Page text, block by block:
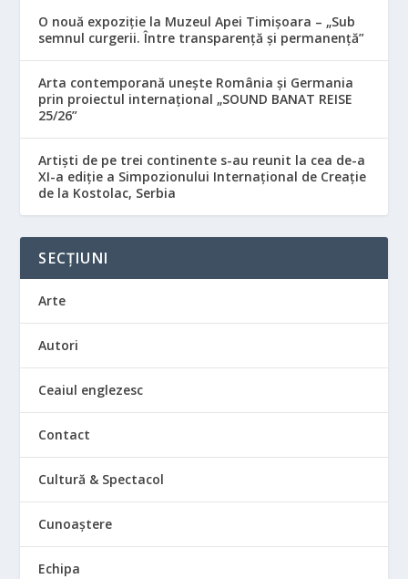
O nouă expoziție la Muzeul Apei Timișoara – „Sub
semnul curgerii. Între transparență și permanență”
Arta contemporană unește România și Germania
prin proiectul internațional „SOUND BANAT REISE
25/26”
Artiști de pe trei continente s-au reunit la cea de-a
XI-a ediție a Simpozionului Internațional de Creație
de la Kostolac, Serbia
SECȚIUNI
Arte
Autori
Ceaiul englezesc
Contact
Cultură & Spectacol
Cunoaștere
Echipa